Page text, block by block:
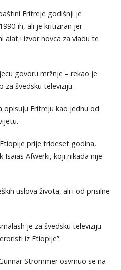
Eritreje godišnji je
ih, ali je kritiziran jer
alat i izvor novca za vladu te
govoru mržnje – rekao je
za švedsku televiziju.
opisuju Eritreju kao jednu od
prije trideset godina,
Isaias Afwerki, koji nikada nije
uslova života, ali i od prisilne
je za švedsku televiziju
iz Etiopije”.
Strömmer osvrnuo se na